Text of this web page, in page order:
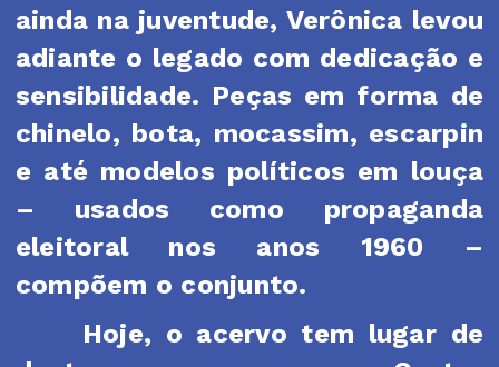
ainda na juventude, Verônica levou
adiante o legado com dedicação e
sensibilidade. Peças em forma de
chinelo, bota, mocassim, escarpin
e até modelos políticos em louça
– usados como propaganda
eleitoral nos anos 1960 –
compõem o conjunto.
Hoje, o acervo tem lugar de